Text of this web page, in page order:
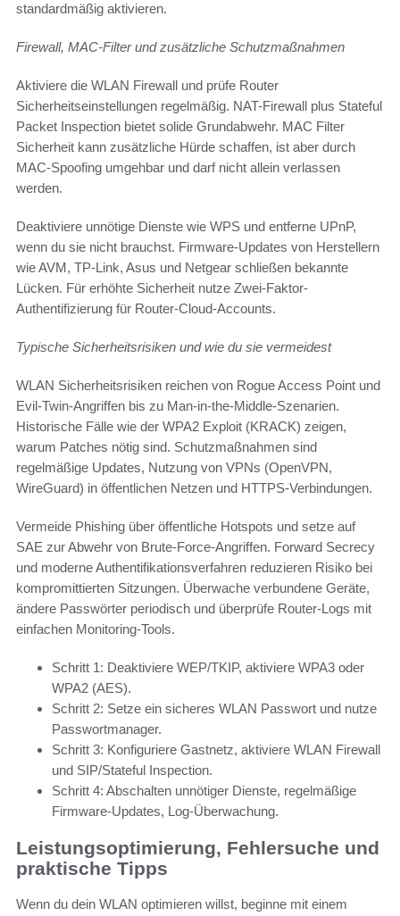
standardmäßig aktivieren.
Firewall, MAC-Filter und zusätzliche Schutzmaßnahmen
Aktiviere die WLAN Firewall und prüfe Router
Sicherheitseinstellungen regelmäßig. NAT-Firewall plus Stateful
Packet Inspection bietet solide Grundabwehr. MAC Filter
Sicherheit kann zusätzliche Hürde schaffen, ist aber durch
MAC-Spoofing umgehbar und darf nicht allein verlassen
werden.
Deaktiviere unnötige Dienste wie WPS und entferne UPnP,
wenn du sie nicht brauchst. Firmware-Updates von Herstellern
wie AVM, TP-Link, Asus und Netgear schließen bekannte
Lücken. Für erhöhte Sicherheit nutze Zwei-Faktor-
Authentifizierung für Router-Cloud-Accounts.
Typische Sicherheitsrisiken und wie du sie vermeidest
WLAN Sicherheitsrisiken reichen von Rogue Access Point und
Evil-Twin-Angriffen bis zu Man-in-the-Middle-Szenarien.
Historische Fälle wie der WPA2 Exploit (KRACK) zeigen,
warum Patches nötig sind. Schutzmaßnahmen sind
regelmäßige Updates, Nutzung von VPNs (OpenVPN,
WireGuard) in öffentlichen Netzen und HTTPS-Verbindungen.
Vermeide Phishing über öffentliche Hotspots und setze auf
SAE zur Abwehr von Brute-Force-Angriffen. Forward Secrecy
und moderne Authentifikationsverfahren reduzieren Risiko bei
kompromittierten Sitzungen. Überwache verbundene Geräte,
ändere Passwörter periodisch und überprüfe Router-Logs mit
einfachen Monitoring-Tools.
Schritt 1: Deaktiviere WEP/TKIP, aktiviere WPA3 oder
WPA2 (AES).
Schritt 2: Setze ein sicheres WLAN Passwort und nutze
Passwortmanager.
Schritt 3: Konfiguriere Gastnetz, aktiviere WLAN Firewall
und SIP/Stateful Inspection.
Schritt 4: Abschalten unnötiger Dienste, regelmäßige
Firmware-Updates, Log-Überwachung.
Leistungsoptimierung, Fehlersuche und
praktische Tipps
Wenn du dein WLAN optimieren willst, beginne mit einem